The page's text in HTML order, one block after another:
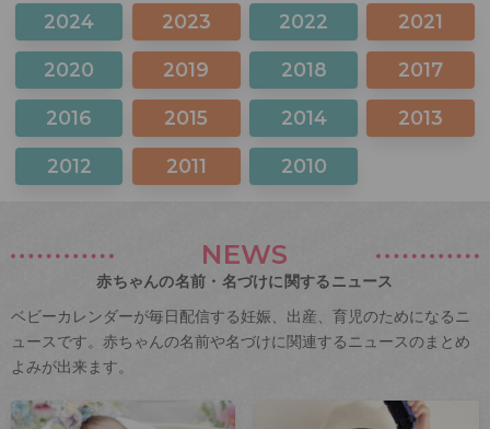
2024 2023 2022 2021
2020 2019 2018 2017
2016 2015 2014 2013
2012 2011 2010
NEWS
赤ちゃんの名前・名づけに関するニュース
ベビーカレンダーが毎日配信する妊娠、出産、育児のためになるニ
ュースです。赤ちゃんの名前や名づけに関連するニュースのまとめ
よみが出来ます。